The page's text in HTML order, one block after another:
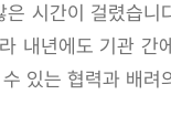
시간이 걸렸습
내년에도 기관
있는 협력과 배려